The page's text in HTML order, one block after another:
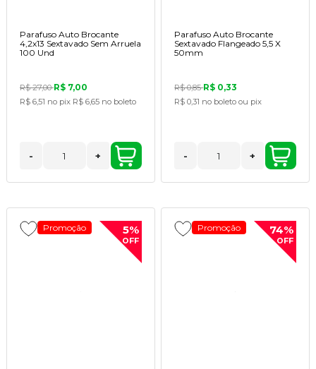
Parafuso Auto Brocante
4,2x13 Sextavado Sem Arruela
100 Und
R$ 27,00R$ 7,00
R$ 6,51 no pix R$ 6,65 no boleto
- +
Parafuso Auto Brocante
Sextavado Flangeado 5,5 X
50mm
R$ 0,85R$ 0,33
R$ 0,31 no boleto ou pix
- +
Promoção 5%
OFF
Promoção 74%
OFF